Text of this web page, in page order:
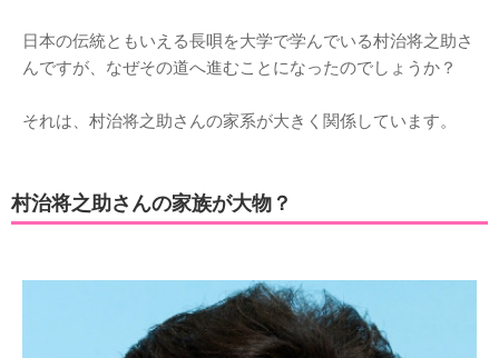
日本の伝統ともいえる長唄を大学で学んでいる村治将之助さ
んですが、なぜその道へ進むことになったのでしょうか？
それは、村治将之助さんの家系が大きく関係しています。
村治将之助さんの家族が大物？